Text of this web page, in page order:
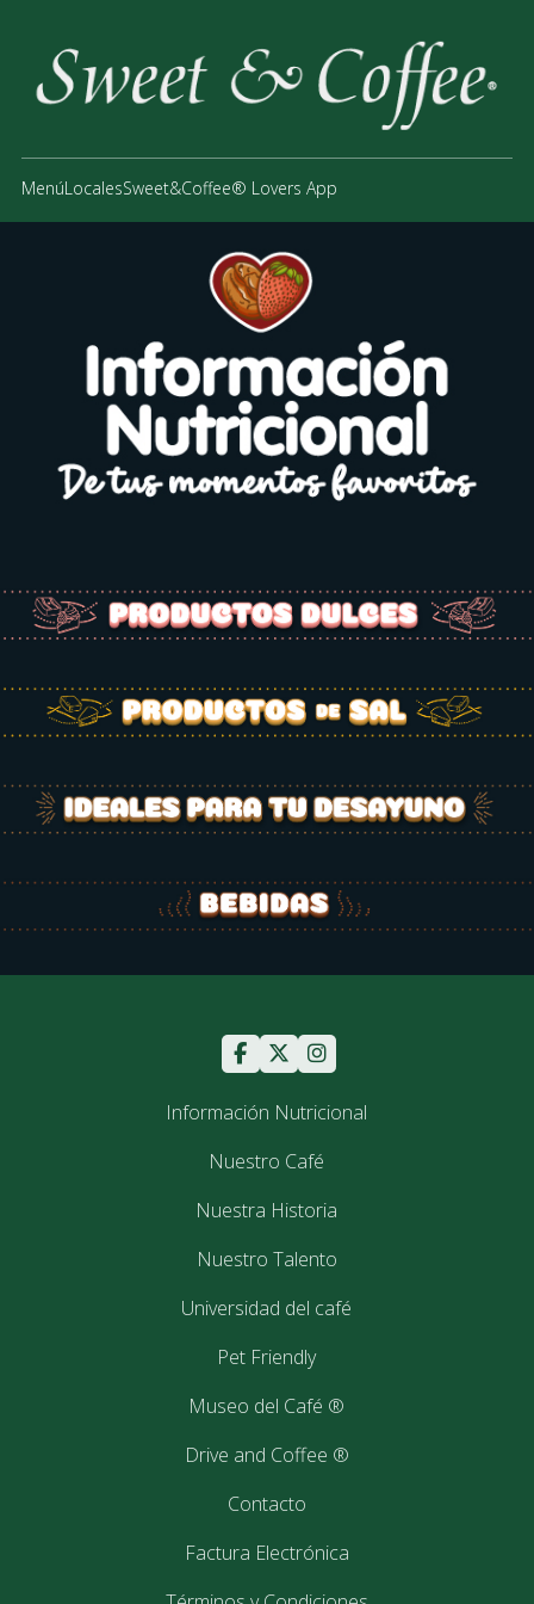
MenúLocalesSweet&Coffee® Lovers App
Información Nutricional
Nuestro Café
Nuestra Historia
Nuestro Talento
Universidad del café
Pet Friendly
Museo del Café ®
Drive and Coffee ®
Contacto
Factura Electrónica